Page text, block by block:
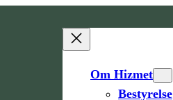
Om Hizmet
Bestyrelse